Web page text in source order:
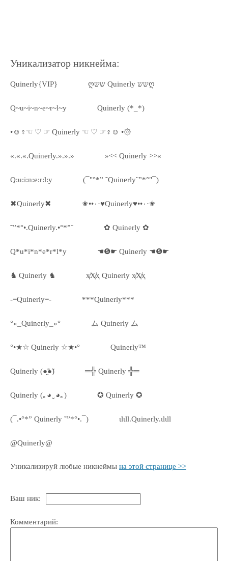
Уникализатор никнейма:
Quinerly{VIP} ღשש Quinerly ששღ
Q~u~i~n~e~r~l~y Quinerly (*_*)
•☺♀☜ ♡ ☞ Quinerly ☜ ♡ ☞♀☺ •۞
«.«.«.Quinerly.».».» »<< Quinerly >>«
Q:u:i:n:e:r:l:y (¯"°*” ˜Quinerly˜”*°"¯)
✖Quinerly✖ ✬••٠·♥Quinerly♥••٠·✬
˜”*°•.Quinerly.•°*”˜ ✿ Quinerly ✿
Q*u*i*n*e*r*l*y ☚❺☛ Quinerly ☚❺☛
♞ Quinerly ♞ ҳ̸Ҳ̸ҳ Quinerly ҳ̸Ҳ̸ҳ
-=Quinerly=- ***Quinerly***
°«_Quinerly_»° ム Quinerly ム
°•★☆ Quinerly ☆★•° Quinerly™
Quinerly (●̮̮̃●̃) ═╬ Quinerly ╬═
Quinerly (｡◕‿◕｡) ✪ Quinerly ✪
(¯.•°*” Quinerly ˜”*°•.¯) ιlιll.Quinerly.ιlιll
@Quinerly@
Уникализируй любые никнеймы на этой странице >>
Ваш ник:
Комментарий: